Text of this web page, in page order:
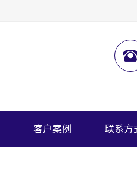
客户案例 联系方